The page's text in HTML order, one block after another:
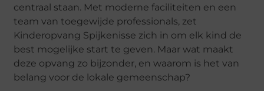
centraal staan. Met moderne faciliteiten en een
team van toegewijde professionals, zet
Kinderopvang Spijkenisse zich in om elk kind de
best mogelijke start te geven. Maar wat maakt
deze opvang zo bijzonder, en waarom is het van
belang voor de lokale gemeenschap?